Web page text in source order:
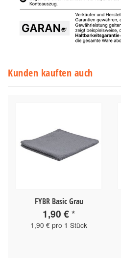
Kunden kauften auch
FYBR Basic Grau
1,90 €*
1,90 € pro 1 Stück